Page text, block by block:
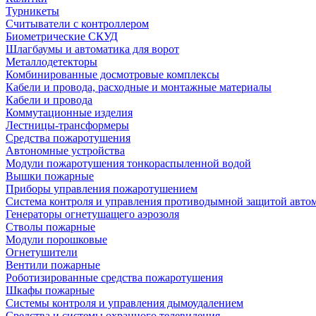
Турникеты
Считыватели с контроллером
Биометрические СКУД
Шлагбаумы и автоматика для ворот
Металлодетекторы
Комбинированные досмотровые комплексы
Кабели и провода, расходные и монтажные материалы
Кабели и провода
Коммутационные изделия
Лестницы-трансформеры
Средства пожаротушения
Автономные устройства
Модули пожаротушения тонкораспыленной водой
Вышки пожарные
Приборы управления пожаротушением
Система контроля и управления противодымной защитой
Генераторы огнетушащего аэрозоля
Стволы пожарные
Модули порошковые
Огнетушители
Вентили пожарные
Роботизированные средства пожаротушения
Шкафы пожарные
Системы контроля и управления дымоудалением